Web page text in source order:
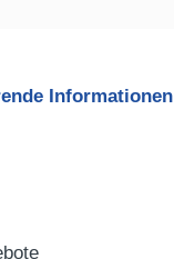
Informationen